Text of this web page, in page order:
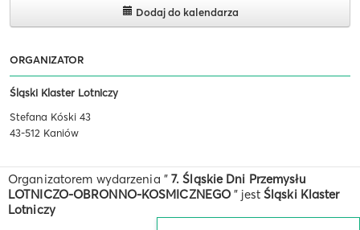
Dodaj do kalendarza
ORGANIZATOR
Śląski Klaster Lotniczy
Stefana Kóski 43
43-512 Kaniów
Organizatorem wydarzenia " 7. Śląskie Dni Przemysłu
LOTNICZO-OBRONNO-KOSMICZNEGO " jest Śląski Klaster
Lotniczy